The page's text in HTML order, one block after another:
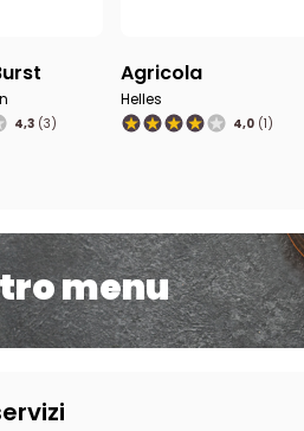
4,3 (3)
Agricola
Helles
4,0 (1)
menu